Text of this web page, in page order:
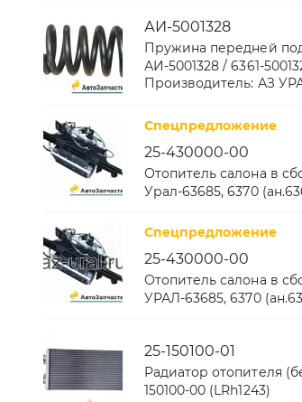
АИ-5001328
Пружина передней
АИ-5001328 / 6361-
Производитель: АЗ
Спецпредложение
25-430000-00
Отопитель салона в
Урал-63685, 6370
Спецпредложение
25-430000-00
Отопитель салона в
УРАЛ-63685, 6370
25-150100-01
Радиатор отопителя
150100-00 (LRh1243)